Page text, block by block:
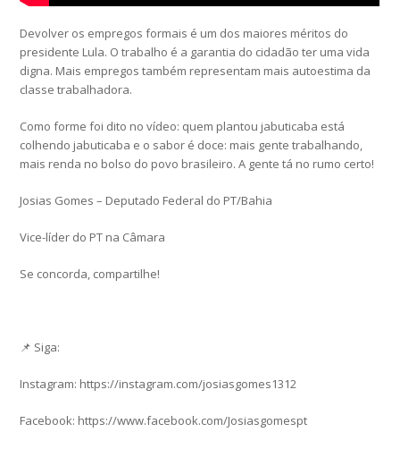
Devolver os empregos formais é um dos maiores méritos do
presidente Lula. O trabalho é a garantia do cidadão ter uma vida
digna. Mais empregos também representam mais autoestima da
classe trabalhadora.
Como forme foi dito no vídeo: quem plantou jabuticaba está
colhendo jabuticaba e o sabor é doce: mais gente trabalhando,
mais renda no bolso do povo brasileiro. A gente tá no rumo certo!
Josias Gomes – Deputado Federal do PT/Bahia
Vice-líder do PT na Câmara
Se concorda, compartilhe!
📌 Siga:
Instagram: https://instagram.com/josiasgomes1312
Facebook: https://www.facebook.com/Josiasgomespt